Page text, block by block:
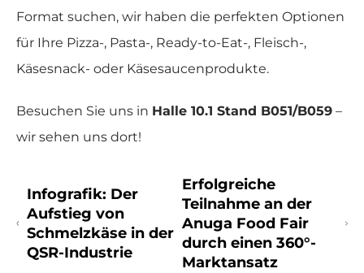
Format suchen, wir haben die perfekten Optionen
für Ihre Pizza-, Pasta-, Ready-to-Eat-, Fleisch-,
Käsesnack- oder Käsesaucenprodukte.
Besuchen Sie uns in Halle 10.1 Stand B051/B059 –
wir sehen uns dort!
Infografik: Der
Aufstieg von
Schmelzkäse in der
QSR-Industrie
Erfolgreiche
Teilnahme an der
Anuga Food Fair
durch einen 360°-
Marktansatz